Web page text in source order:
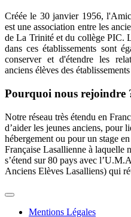
Créée le 30 janvier 1956,
est une association entre les
de La Trinité et du collège PIC.
dans ces établissements sont
conserver et d'étendre les
anciens élèves des
Pourquoi nous rejoindre
Notre réseau très étendu en
d’aider les jeunes anciens, pour
hébergement ou pour un stage
Française Lasallienne à laquelle
s’étend sur 80 pays avec
Anciens Elèves Lasalliens) qui
Mentions Légales